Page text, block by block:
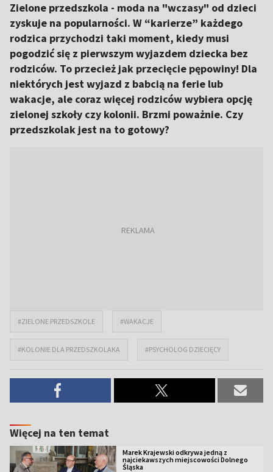
Zielone przedszkola - moda na "wczasy" od dzieci
zyskuje na popularności. W “karierze” każdego
rodzica przychodzi taki moment, kiedy musi
pogodzić się z pierwszym wyjazdem dziecka bez
rodziców. To przecież jak przecięcie pępowiny! Dla
niektórych jest wyjazd z babcią na ferie lub
wakacje, ale coraz więcej rodziców wybiera opcję
zielonej szkoły czy kolonii. Brzmi poważnie. Czy
przedszkolak jest na to gotowy?
#ZIELONE PRZEDSZKOLE #WAKACJE
#KOLONIE DLA PRZEDSZKOLAKA #PSYCHOLOG DZIECIĘCY
Więcej na ten temat
Marek Krajewski odkrywa jedną z
najciekawszych miejscowości Dolnego
Śląska